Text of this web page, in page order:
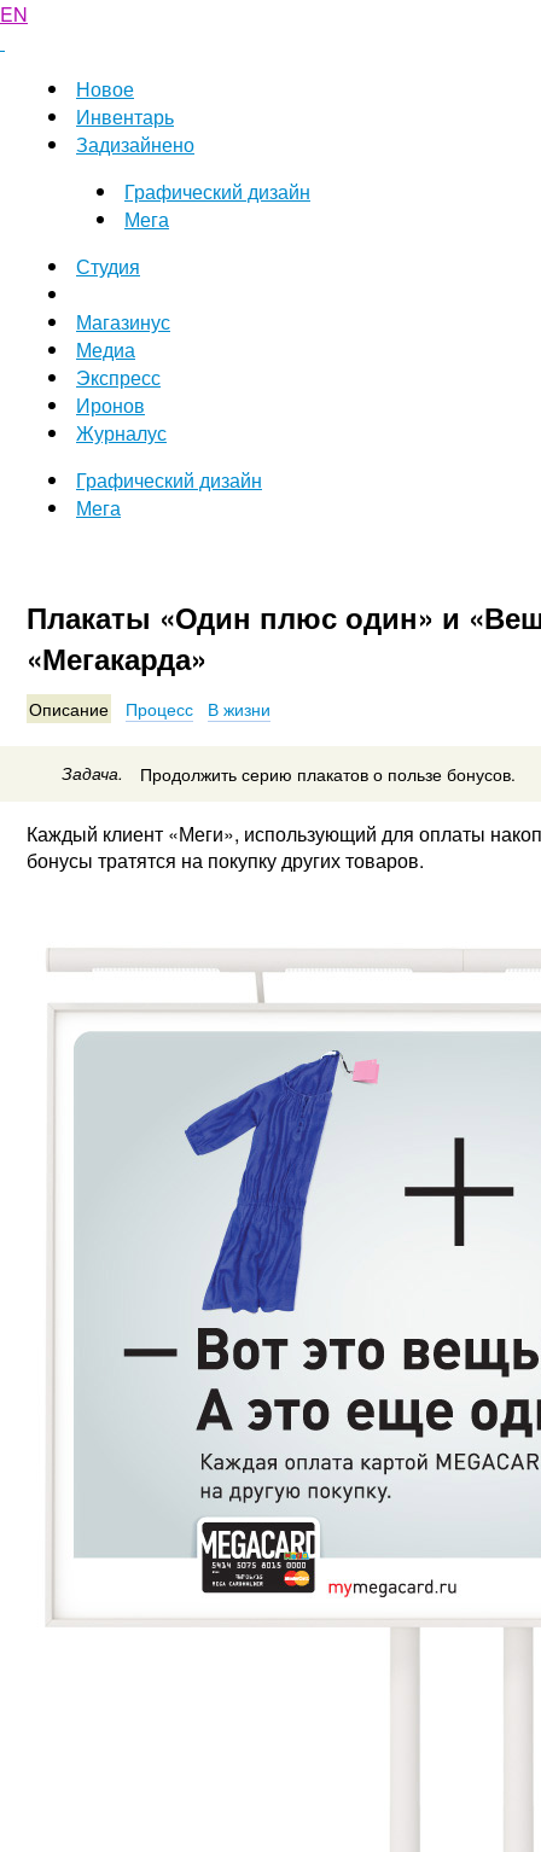
EN
Новое
Инвентарь
Задизайнено
Графический дизайн
Мега
Студия
Магазинус
Медиа
Экспресс
Иронов
Журналус
Графический дизайн
Мега
Плакаты «Один плюс один» и
«Мегакарда»
Описание Процесс В жизни
Задача. Продолжить серию плакатов о пользе бонусов.
Каждый клиент «Меги», использующий для оплаты
бонусы тратятся на покупку других товаров.